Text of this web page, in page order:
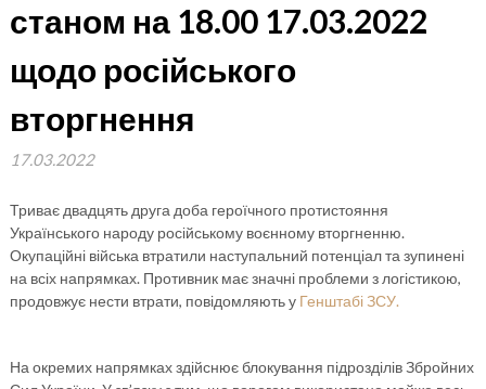
станом на 18.00 17.03.2022
щодо російського
вторгнення
17.03.2022
Триває двадцять друга доба героїчного протистояння
Українського народу російському воєнному вторгненню.
Окупаційні війська втратили наступальний потенціал та зупинені
на всіх напрямках. Противник має значні проблеми з логістикою,
продовжує нести втрати, повідомляють у Генштабі ЗСУ.
На окремих напрямках здійснює блокування підрозділів Збройних